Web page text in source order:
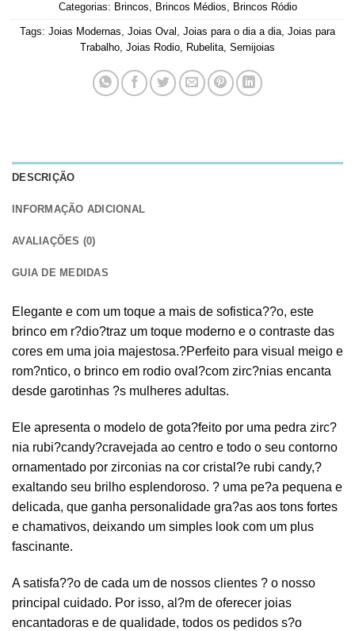
Categorias: Brincos, Brincos Médios, Brincos Ródio
Tags: Joias Modernas, Joias Oval , Joias para o dia a dia, Joias para
Trabalho, Joias Rodio, Rubelita, Semijoias
DESCRIÇÃO
INFORMAÇÃO ADICIONAL
AVALIAÇÕES (0)
GUIA DE MEDIDAS
Elegante e com um toque a mais de sofistica??o, este
brinco em r?dio?traz um toque moderno e o contraste das
cores em uma joia majestosa.?Perfeito para visual meigo e
rom?ntico, o brinco em rodio oval?com zirc?nias encanta
desde garotinhas ?s mulheres adultas.
Ele apresenta o modelo de gota?feito por uma pedra zirc?
nia rubi?candy?cravejada ao centro e todo o seu contorno
ornamentado por zirconias na cor cristal?e rubi candy,?
exaltando seu brilho esplendoroso. ? uma pe?a pequena e
delicada, que ganha personalidade gra?as aos tons fortes
e chamativos, deixando um simples look com um plus
fascinante.
A satisfa??o de cada um de nossos clientes ? o nosso
principal cuidado. Por isso, al?m de oferecer joias
encantadoras e de qualidade, todos os pedidos s?o